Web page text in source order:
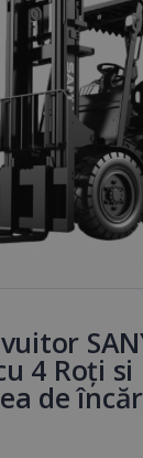
4 Roți si
de